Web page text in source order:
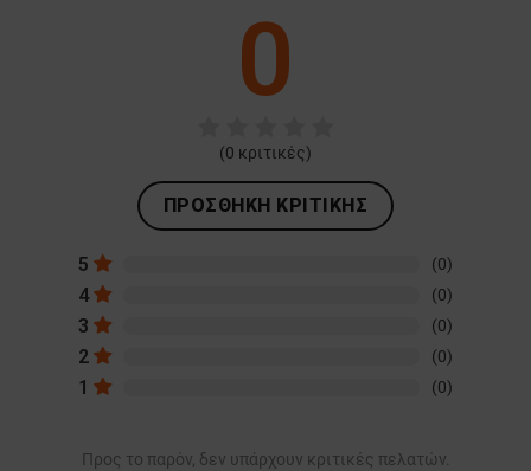
0
(0 κριτικές)
ΠΡΟΣΘΉΚΗ ΚΡΙΤΙΚΉΣ
5 (0)
4 (0)
3 (0)
2 (0)
1 (0)
Προς το παρόν, δεν υπάρχουν κριτικές πελατών.